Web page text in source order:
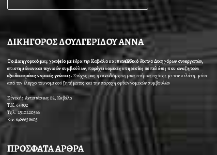
ΔΙΚΗΓΟΡΟΣ ΔΟΥΛΓΕΡΙΔΟΥ ΑΝΝΑ
Το Δικηγορικό μας γραφείο με έδρα την Καβάλα και πανελλαδικό δίκτυο Δικηγόρων συνεργατών,
επιστημόνων και τεχνικών συμβούλων, παρέχει νομικές υπηρεσίες σε πελάτες που αναζητούν
εξειδικευμένες νομικές γνώσεις. Στόχος μας η οικοδόμηση μιας στέρεας σχέσης με τον πελάτη, μέσα
από τον έλεγχο του νομικού ζητήματος και την παροχή ορθών νομικών συμβουλών
Εθνικής Αντιστάσεως 02, Καβάλα
Τ.Κ. 65302
Τηλ. 2510220566
Κιν. 6986658605
ΠΡΟΣΦΑΤΑ ΑΡΘΡΑ